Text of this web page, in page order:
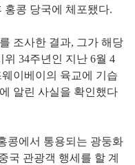
홍콩 당국에 체포됐다.
조사한 결과, 그가 해당
34주년인 지난 6월 4
이베이의 육교에 기습
알린 사실을 확인했다
콩에서 통용되는 광둥화
국 관광객 행세를 할 계